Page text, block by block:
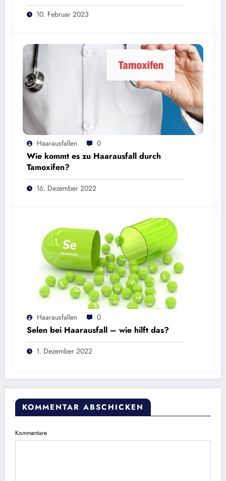
10. Februar 2023
Haarausfallen 0
Wie kommt es zu Haarausfall durch
Tamoxifen?
16. Dezember 2022
Haarausfallen 0
Selen bei Haarausfall – wie hilft das?
1. Dezember 2022
KOMMENTAR ABSCHICKEN
Kommentare